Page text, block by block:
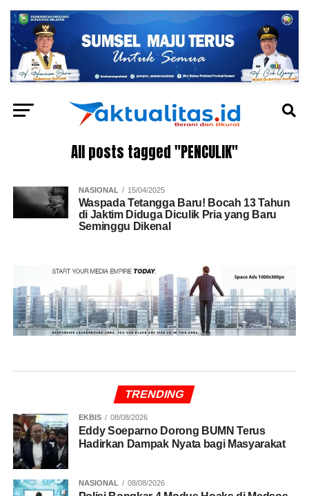
All posts tagged "PENCULIK"
NASIONAL 15/04/2025
Waspada Tetangga Baru! Bocah 13 Tahun
di Jaktim Diduga Diculik Pria yang Baru
Seminggu Dikenal
TRENDING
EKBIS 08/08/2026
Eddy Soeparno Dorong BUMN Terus
Hadirkan Dampak Nyata bagi Masyarakat
NASIONAL 08/08/2026